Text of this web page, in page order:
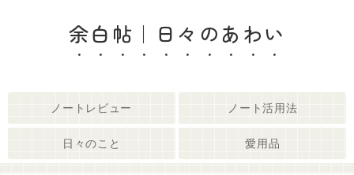
余白帖｜日々のあわい
ノートレビュー ノート活用法
日々のこと 愛用品